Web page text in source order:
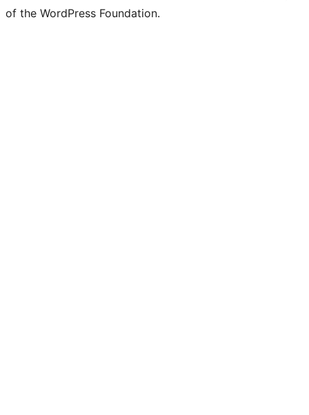
of the WordPress Foundation.